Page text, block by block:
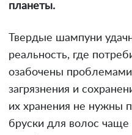
планеты.
Твердые шампуни
реальность, где
озабочены проблемами
загрязнения и
их хранения не нужны
бруски для волос чаще